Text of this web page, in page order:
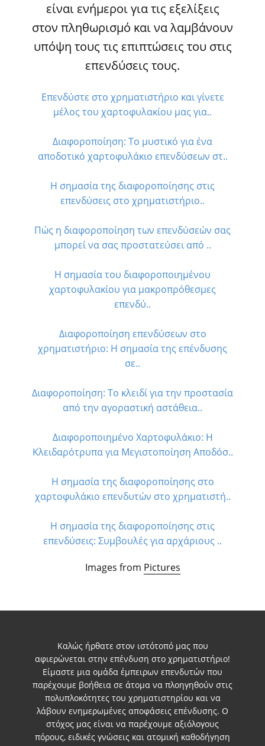
είναι ενήμεροι για τις εξελίξεις
στον πληθωρισμό και να λαμβάνουν
υπόψη τους τις επιπτώσεις του στις
επενδύσεις τους.
Επενδύστε στο χρηματιστήριο και γίνετε
μέλος του χαρτοφυλακίου μας για..
Διαφοροποίηση: Το μυστικό για ένα
αποδοτικό χαρτοφυλάκιο επενδύσεων στ..
Η σημασία της διαφοροποίησης στις
επενδύσεις στο χρηματιστήριο..
Πώς η διαφοροποίηση των επενδύσεών σας
μπορεί να σας προστατεύσει από ..
Η σημασία του διαφοροποιημένου
χαρτοφυλακίου για μακροπρόθεσμες
επενδύ..
Διαφοροποίηση επενδύσεων στο
χρηματιστήριο: Η σημασία της επένδυσης
σε..
Διαφοροποίηση: Το κλειδί για την προστασία
από την αγοραστική αστάθεια..
Διαφοροποιημένο Χαρτοφυλάκιο: Η
Κλειδαρότρυπα για Μεγιστοποίηση Αποδόσ..
Η σημασία της διαφοροποίησης στο
χαρτοφυλάκιο επενδυτών στο χρηματιστή..
Η σημασία της διαφοροποίησης στις
επενδύσεις: Συμβουλές για αρχάριους ..
Images from Pictures
Καλώς ήρθατε στον ιστότοπό μας που
αφιερώνεται στην επένδυση στο χρηματιστήριο!
Είμαστε μια ομάδα έμπειρων επενδυτών που
παρέχουμε βοήθεια σε άτομα να πλοηγηθούν στις
πολυπλοκότητες του χρηματιστηρίου και να
λάβουν ενημερωμένες αποφάσεις επένδυσης. Ο
στόχος μας είναι να παρέχουμε αξιόλογους
πόρους, ειδικές γνώσεις και ατομική καθοδήγηση